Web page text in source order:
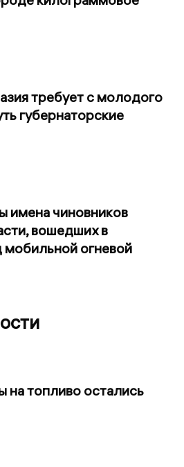
требует с молодого
губернаторские
имена чиновников
вошедших в
огневой
на топливо остались